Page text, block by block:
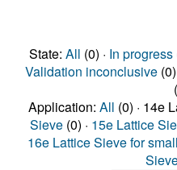
State: All (0) · In progress
Validation inconclusive(0)
Application: All (0) · 14e
Sieve (0) · 15e Lattice
16e Lattice Sieve for